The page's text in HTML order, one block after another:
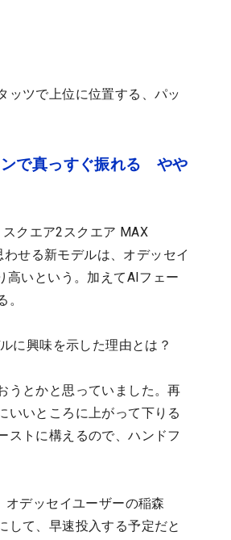
ッツで上位に位置する、パッ
ンで真っすぐ振れる やや
クエア2スクエア MAX
せる新モデルは、オデッセイ
高いという。加えてAIフェー
に興味を示した理由とは？
うとかと思っていました。再
いいところに上がって下りる
ストに構えるので、ハンドフ
オデッセイユーザーの稲森
して、早速投入する予定だと